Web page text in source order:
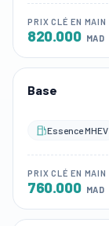
PRIX CLÉ EN MAIN
820.000 MAD
Base
Essence MHEV
PRIX CLÉ EN MAIN
760.000 MAD